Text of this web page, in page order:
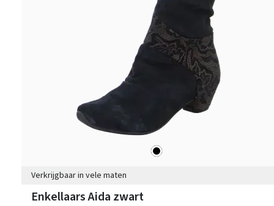
zwart
Verkrijgbaar in vele maten
Enkellaars Aida zwart